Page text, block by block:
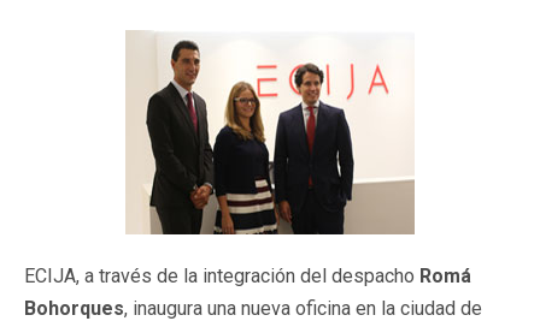
ECIJA, a través de la integración del despacho Romá
Bohorques, inaugura una nueva oficina en la ciudad de